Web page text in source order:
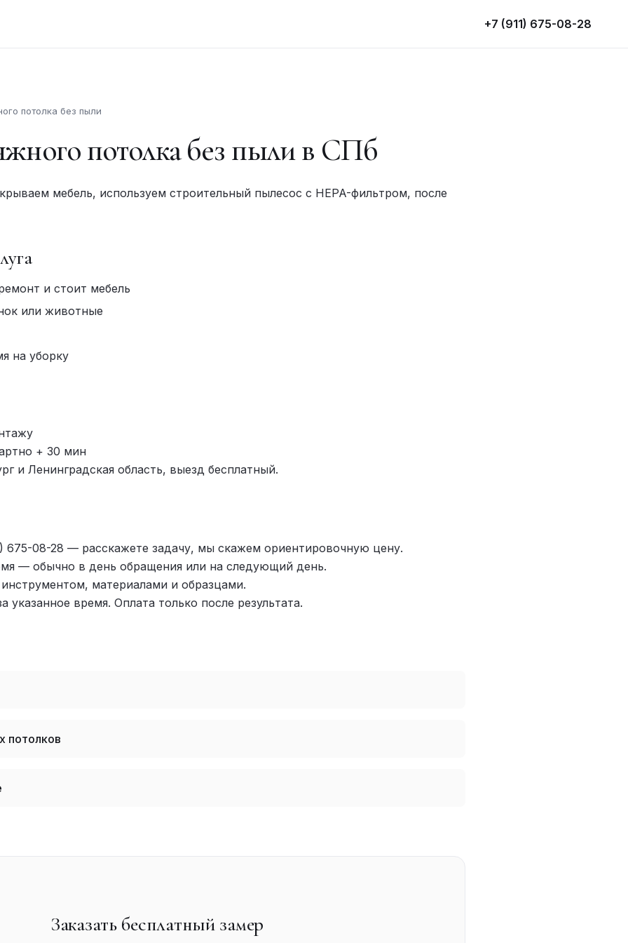
+7 (911) 675-08-28
потолка без пыли
потолка без пыли в СПб
мебель, используем строительный пылесос с HEPA-фильтром, после
и стоит мебель
или животные
на уборку
+ 30 мин
и Ленинградская область, выезд бесплатный.
675-08-28 — расскажете задачу, мы скажем ориентировочную цену.
— обычно в день обращения или на следующий день.
материалами и образцами.
указанное время. Оплата только после результата.
потолков
Заказать бесплатный замер